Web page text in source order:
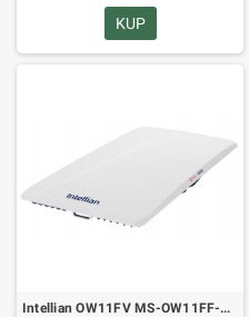
KUP
Intellian OW11FV MS-OW11FF-W Full Duplex OneWeb Enterprise Land Mobility Terminal użytkownika